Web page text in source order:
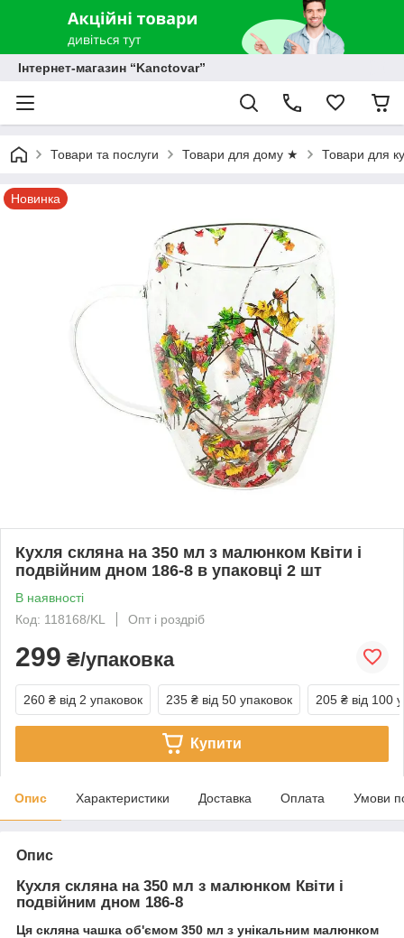
Інтернет-магазин “Kanctovar”
Товари та послуги Товари для дому ★ Товари для
Новинка
Кухля скляна на 350 мл з малюнком Квіти і
подвійним дном 186-8 в упаковці 2 шт
В наявності
Код: 118168/KL
Опт і роздріб
299 ₴/упаковка
260 ₴ від 2 упаковок 235 ₴ від 50 упаковок 205 ₴ від 100
Купити
Опис Характеристики Доставка Оплата Умови
Опис
Кухля скляна на 350 мл з малюнком Квіти і
подвійним дном 186-8
Ця скляна чашка об'ємом 350 мл з унікальним малюнком